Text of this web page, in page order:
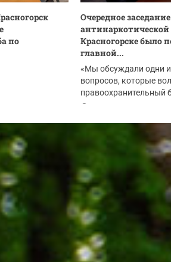
по
Очередное заседание
Красногорске было
главной...
«Мы обсуждали одни
вопросов, которые
правоохранительный
по...